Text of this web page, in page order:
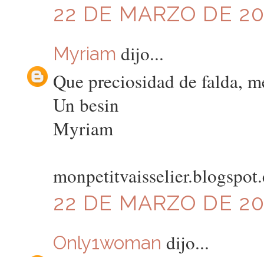
22 DE MARZO DE
Myriam dijo...
Que preciosidad de falda,
Un besin
Myriam
22 DE MARZO DE
Only1woman dijo...